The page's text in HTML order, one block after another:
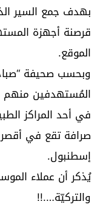
بهدف جمع السير
قرصنة أجهزة
الموقع.
وبحسب صحيفة
المُستهدفين
في أحد المراكز
صرافة تقع في
إسطنبول.
والتركيّة….!!